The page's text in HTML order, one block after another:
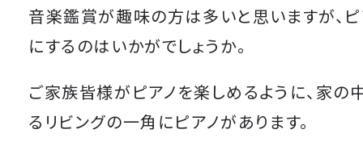
音楽鑑賞が趣味の方は多いと思いますが、
にするのはいかがでしょうか。
ご家族皆様がピアノを楽しめるように、家の
るリビングの一角にピアノがあります。